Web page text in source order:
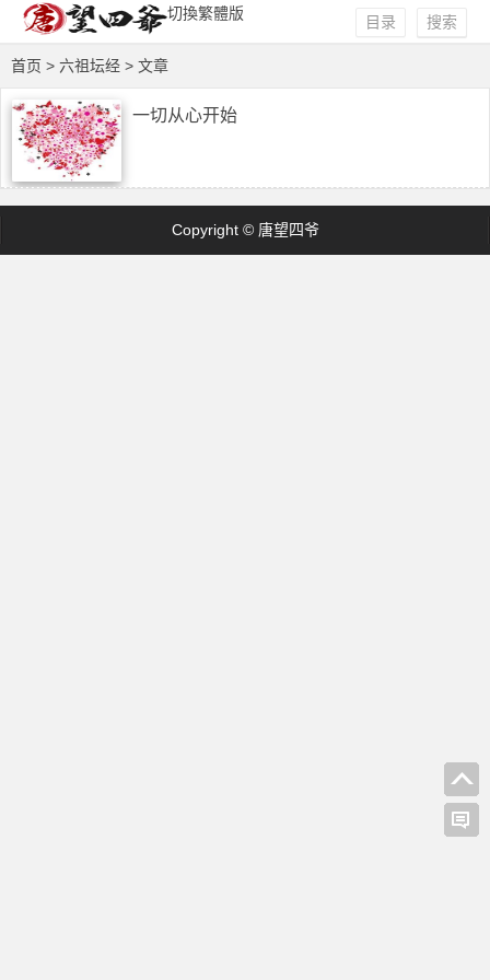
切換繁體版 搜索
目录
首页 > 六祖坛经 > 文章
一切从心开始
Copyright © 唐望四爷